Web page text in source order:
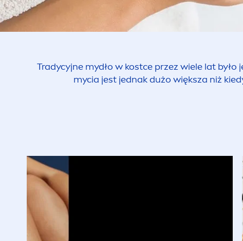
Tradycyjne mydło w kostce przez wiele lat było
mycia jest jednak dużo większa niż